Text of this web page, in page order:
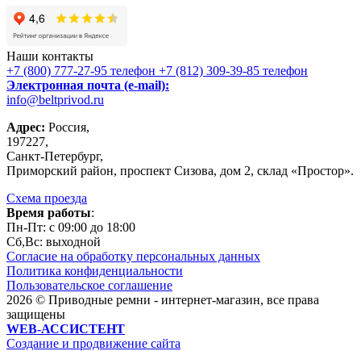
Наши контакты
+7 (800) 777-27-95 телефон +7 (812) 309-39-85 телефон
Электронная почта (e-mail):
info@beltprivod.ru
Адрес: Россия,
197227,
Санкт-Петербург,
Приморский район, проспект Сизова, дом 2, склад «Простор».
Схема проезда
Время работы:
Пн-Пт: c 09:00 до 18:00
Сб,Вc: выходной
Согласие на обработку персональных данных
Политика конфиденциальности
Пользовательское соглашение
2026 © Приводные ремни - интернет-магазин, все права
защищены
WEB-АССИСТЕНТ
Создание и продвижение сайта